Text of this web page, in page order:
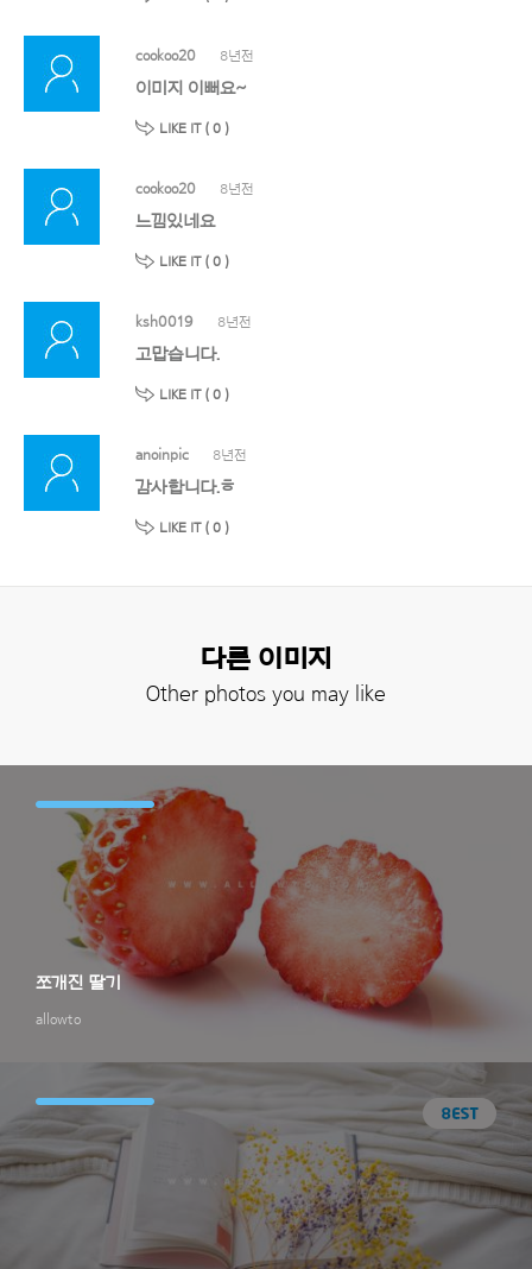
cookoo20 8년전
이미지 이뻐요~
LIKE IT ( 0 )
cookoo20 8년전
느낌있네요
LIKE IT ( 0 )
ksh0019 8년전
고맙습니다.
LIKE IT ( 0 )
anoinpic 8년전
감사합니다.ㅎ
LIKE IT ( 0 )
다른 이미지
Other photos you may like
allowto
쪼개진 딸기